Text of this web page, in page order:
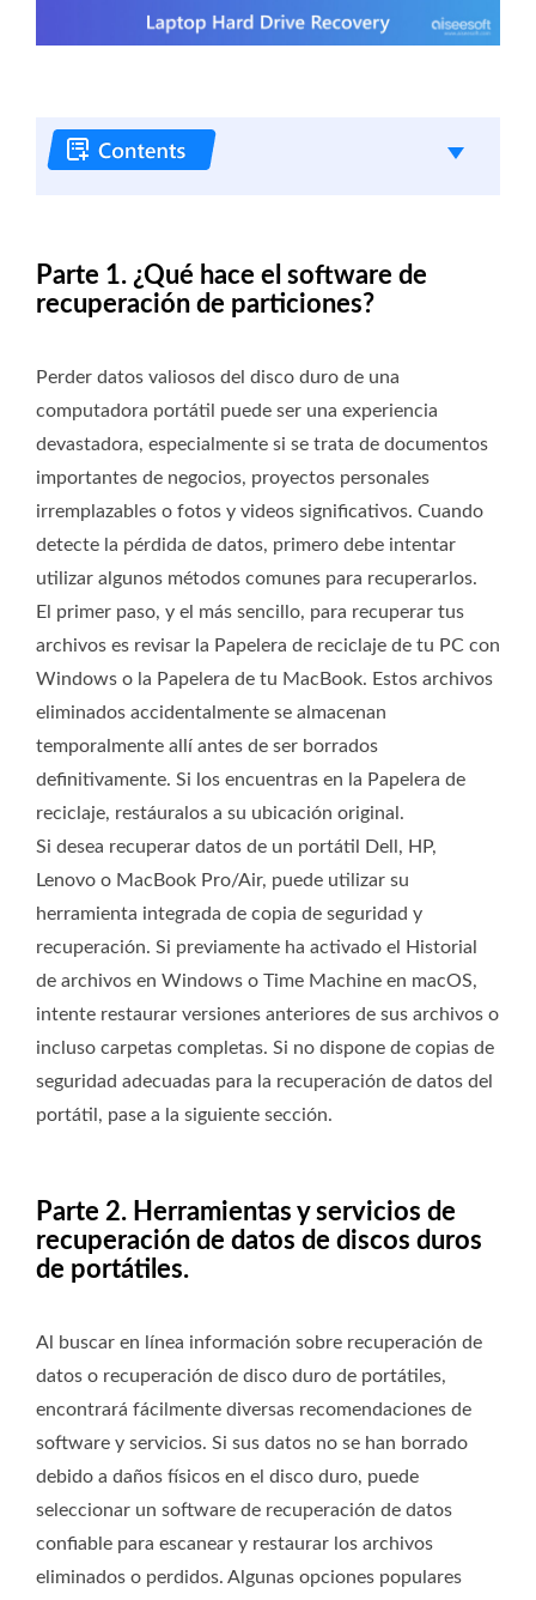
Parte 1. ¿Qué hace el software de
recuperación de particiones?
Perder datos valiosos del disco duro de una
computadora portátil puede ser una experiencia
devastadora, especialmente si se trata de documentos
importantes de negocios, proyectos personales
irremplazables o fotos y videos significativos. Cuando
detecte la pérdida de datos, primero debe intentar
utilizar algunos métodos comunes para recuperarlos.
El primer paso, y el más sencillo, para recuperar tus
archivos es revisar la Papelera de reciclaje de tu PC con
Windows o la Papelera de tu MacBook. Estos archivos
eliminados accidentalmente se almacenan
temporalmente allí antes de ser borrados
definitivamente. Si los encuentras en la Papelera de
reciclaje, restáuralos a su ubicación original.
Si desea recuperar datos de un portátil Dell, HP,
Lenovo o MacBook Pro/Air, puede utilizar su
herramienta integrada de copia de seguridad y
recuperación. Si previamente ha activado el Historial
de archivos en Windows o Time Machine en macOS,
intente restaurar versiones anteriores de sus archivos o
incluso carpetas completas. Si no dispone de copias de
seguridad adecuadas para la recuperación de datos del
portátil, pase a la siguiente sección.
Parte 2. Herramientas y servicios de
recuperación de datos de discos duros
de portátiles.
Al buscar en línea información sobre recuperación de
datos o recuperación de disco duro de portátiles,
encontrará fácilmente diversas recomendaciones de
software y servicios. Si sus datos no se han borrado
debido a daños físicos en el disco duro, puede
seleccionar un software de recuperación de datos
confiable para escanear y restaurar los archivos
eliminados o perdidos. Algunas opciones populares